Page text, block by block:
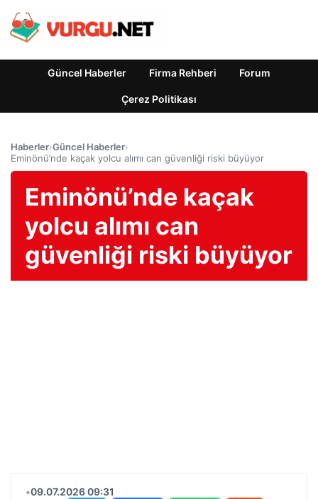
Güncel Haberler Firma Rehberi Forum
Çerez Politikası
Haberler›Güncel Haberler›
Eminönü’nde kaçak yolcu alımı can güvenliği riski büyüyor
Eminönü’nde kaçak
yolcu alımı can
güvenliği riski büyüyor
•09.07.2026 09:31